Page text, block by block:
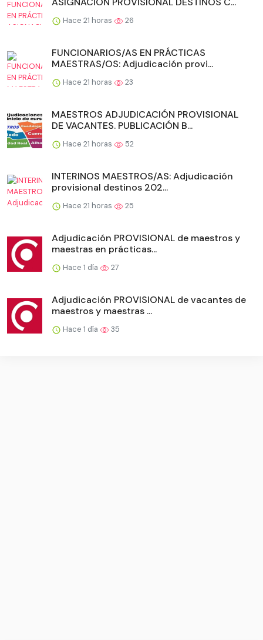
Hace 21 horas 26
FUNCIONARIOS/AS EN PRÁCTICAS
MAESTRAS/OS: Adjudicación provi...
Hace 21 horas 23
MAESTROS ADJUDICACIÓN PROVISIONAL
DE VACANTES. PUBLICACIÓN B...
Hace 21 horas 52
INTERINOS MAESTROS/AS: Adjudicación
provisional destinos 202...
Hace 21 horas 25
Adjudicación PROVISIONAL de maestros y
maestras en prácticas...
Hace 1 día 27
Adjudicación PROVISIONAL de vacantes de
maestros y maestras ...
Hace 1 día 35